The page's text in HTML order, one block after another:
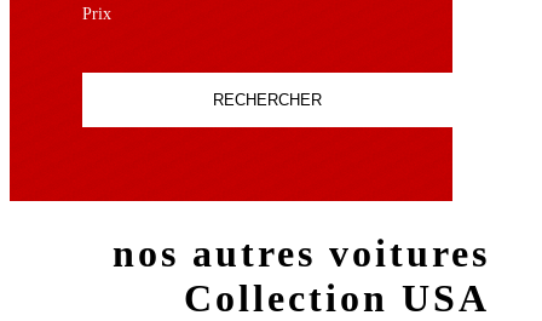
Prix
RECHERCHER
nos autres voitures
Collection USA